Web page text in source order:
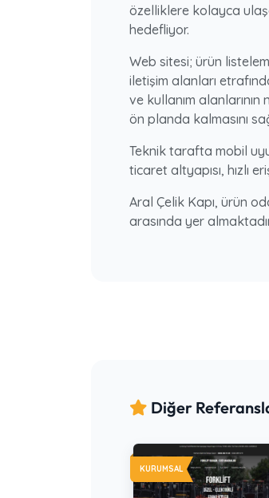
özelliklere kolayca
hedefliyor.
Web sitesi; ürün
iletişim alanları
ve kullanım
ön planda kalmasını
Teknik tarafta mobil
ticaret altyapısı, hızlı
Aral Çelik Kapı, ürün
arasında yer
Diğer
KURUMSAL